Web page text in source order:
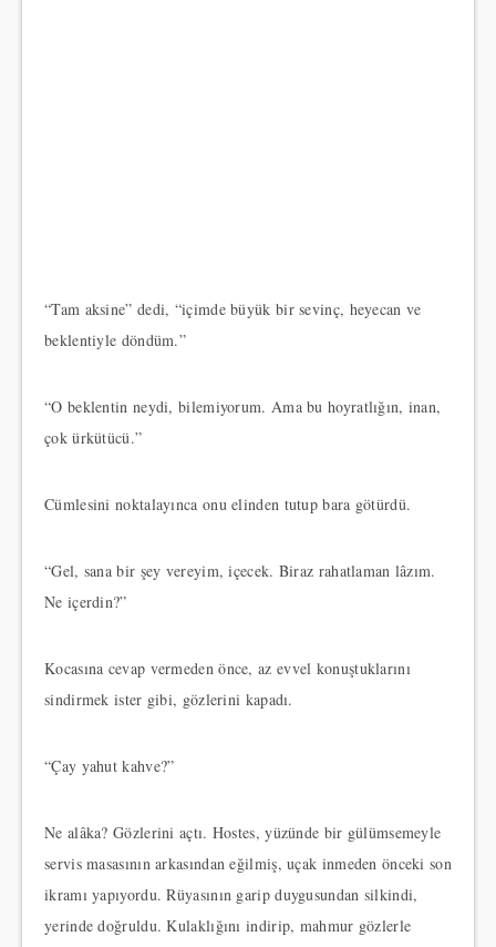
“Tam aksine” dedi, “içimde büyük bir sevinç, heyecan ve
beklentiyle döndüm.”
“O beklentin neydi, bilemiyorum. Ama bu hoyratlığın, inan,
çok ürkütücü.”
Cümlesini noktalayınca onu elinden tutup bara götürdü.
“Gel, sana bir şey vereyim, içecek. Biraz rahatlaman lâzım.
Ne içerdin?”
Kocasına cevap vermeden önce, az evvel konuştuklarını
sindirmek ister gibi, gözlerini kapadı.
“Çay yahut kahve?”
Ne alâka? Gözlerini açtı. Hostes, yüzünde bir gülümsemeyle
servis masasının arkasından eğilmiş, uçak inmeden önceki son
ikramı yapıyordu. Rüyasının garip duygusundan silkindi,
yerinde doğruldu. Kulaklığını indirip, mahmur gözlerle